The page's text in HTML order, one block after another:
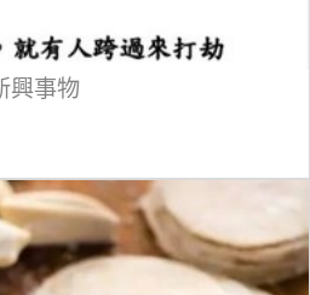
興事物